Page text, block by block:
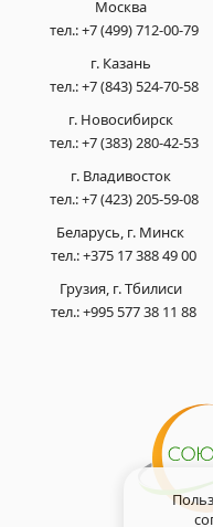
Москва
тел.:+7 (499) 712-00-79
г. Казань
тел.:+7 (843) 524-70-58
г. Новосибирск
тел.:+7 (383) 280-42-53
г. Владивосток
тел.:+7 (423) 205-59-08
Беларусь, г. Минск
тел.:+375 17 388 49 00
Грузия, г. Тбилиси
тел.:+995 577 38 11 88